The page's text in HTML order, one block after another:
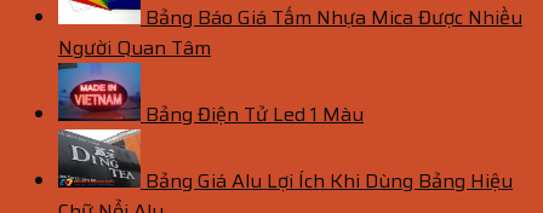
Bảng Báo Giá Tấm Nhựa Mica Được Nhiều
Người Quan Tâm
Bảng Điện Tử Led 1 Màu
Bảng Giá Alu Lợi Ích Khi Dùng Bảng Hiệu